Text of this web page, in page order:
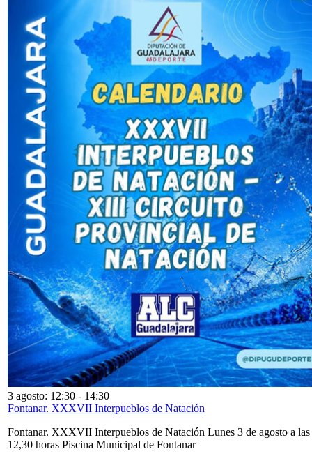
3 agosto: 12:30 - 14:30
Fontanar. XXXVII Interpueblos de Natación
Fontanar. XXXVII Interpueblos de Natación Lunes 3 de agosto a las
12,30 horas Piscina Municipal de Fontanar